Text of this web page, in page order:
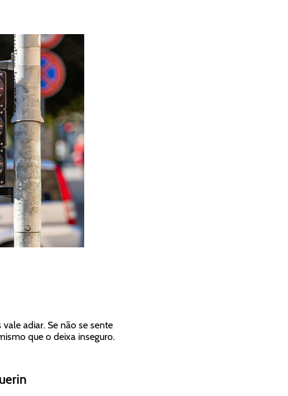
adiar. Se não se sente
que o deixa inseguro.